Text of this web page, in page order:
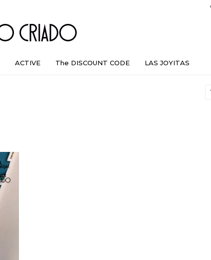
ACTIVE The DISCOUNT CODE LAS JOYITAS